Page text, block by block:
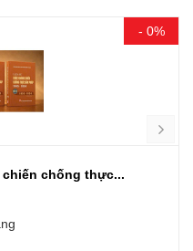
- 0%
chống thực...